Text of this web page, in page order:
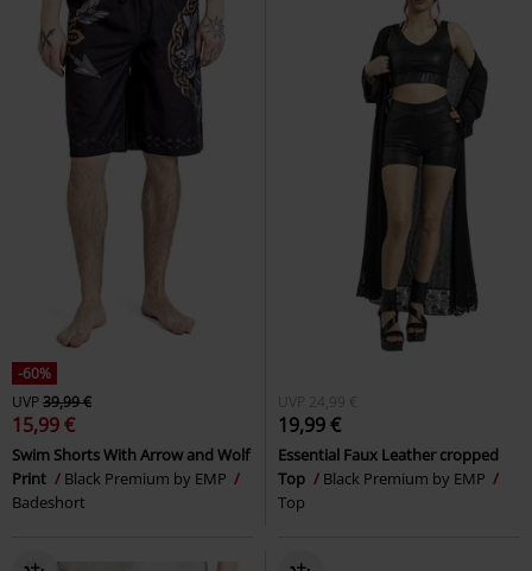
-60%
UVP39,99 €
15,99 €
Swim Shorts With Arrow and Wolf
Print
Black Premium by EMP
Badeshort
UVP 24,99 €
19,99 €
Essential Faux Leather cropped
Top
Black Premium by EMP
Top